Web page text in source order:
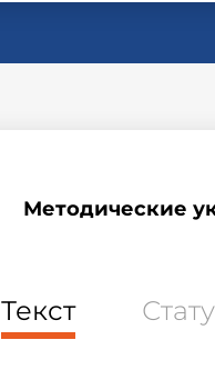
Методические
Текст